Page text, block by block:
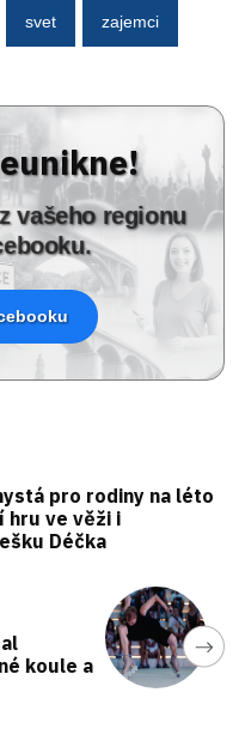
svet zajemci
vašeho regionu
pro rodiny na léto
hru ve věži i
Déčka
koule a